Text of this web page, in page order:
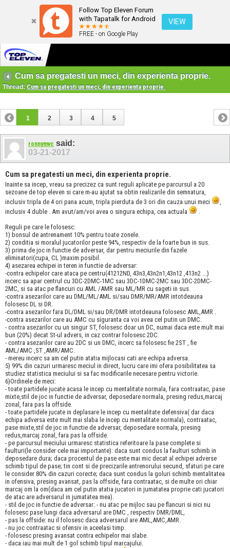
Follow Top Eleven Forum
with Tapatalk for Android
FREE - on Google Play
VIEW
Cum sa pregatesti un meci, din experienta proprie.
Thread: Cum sa pregatesti un meci, din experienta proprie.
1 2 3 4 5
ronnymvc said:
03-21-2017
Cum sa pregatesti un meci, din experienta proprie.
Inainte sa incep, vreau sa precizez ca sunt reguli aplicate pe parcursul a 20
sezoane de top eleven si care m-au ajutat sa obtin realizarile din semnatura,
inclusiv tripla de 4 ori pana acum, tripla pierduta de 3 ori din cauza unui meci
,
inclusiv 4 duble . Am avut/am/voi avea o singura echipa, cea actuala
.
Reguli pe care le folosesc:
1) bonsul de antrenament 10% pentru toate zonele.
2) conditia si moralul jucatorilor peste 94%, respectiv de la foarte bun in sus.
3) prima de joc in functie de adversar, dar pentru meciurile din fazele
eliminatori(cupa, CL )maxim posibil.
4) asezarea echipei in teren in functie de adversar:
-contra echipelor care ataca pe centru(41212ND, 43n3,43n2n1,43n12 ,413n2 ...)
incerc sa apar centrul cu 3DC-2DMC-1MC sau 3DC-1DMC-2MC sau 3DC-2DMC-
2MC, si sa atac pe flancuri cu AML /AMR sau ML/MR cu sageti in sus.
-contra asezarilor care au DML/ML/AML si/sau DMR/MR/AMR intotdeauna
folosesc DL si DR.
-contra asezarilor fara DL/DML si/sau DR/DMR intotdeauna folosesc AML,AMR .
-contra asezarilor care au AMC cu siguranta ca voi avea cel putin un DMC.
- contra asezarilor cu un singur ST, folosesc doar un DC, numai daca este mult mai
bun (20%) decat St-ul advers, in caz contrar folosesc 2DC.
- contra asezarilor care au 2DC si un DMC, incerc sa folosesc fie 2ST , fie
AML/AMC ,ST ,AMR/AMC.
- mereu incerc sa am cel putin atatia mijlocasi cati are echipa adversa.
5) 99% din cazuri urmaresc meciul in direct, lucru care imi ofera posibilitatea sa
studiez statistica meciului si sa fac modificarile necesare pentru victorie.
6)Ordinele de meci:
- toate partidele jucate acasa le incep cu mentalitate normala, fara contraatac, pase
mixte,stil de joc in functie de adversar, deposedare normala, presing redus,marcaj
zonal, fara pas la offside.
- toate partidele jucate in deplasare le incep cu mentalitate defensiva( dar daca
echipa adversa este mult mai slaba le incep cu mentalitate normala), contraatac,
pase mixte,stil de joc in functie de adversar, deposedare normala, presing
redus,marcaj zonal, fara pas la offside.
- pe parcursul meciului urmaresc statistica referitoare la pase complete si
faulturi(le consider cele mai importante): daca sunt condus la faulturi schimb in
deposedare dura; daca procentul de pase este mai mic decat al echipei adverse
schimb tipul de pase; tin cont si de precizarile antrenorului secund, sfaturi pe care
le consider 80% din cazuri corecte; daca sunt condus la goluri schimb mentalitatea
in ofensiva, presing avansat, pas la offside, fara contraatac, si de multe ori chiar
marcaj om la om(daca am cel putin atatia jucatori in jumatatea proprie cati jucatori
de atac are adversarul in jumatatea mea).
- stil de joc in functie de adversar: - nu atac pe mijloc sau pe flancuri si nici nu
folosesc pase lungi daca adversarul are DMC , respectiv DMR/DML,
- pas la offside: nu il folosesc daca adversarul are AML,AMC,AMR.
- nu joc contraatac si ofensiv in aceelasi timp.
- folosesc presing avansat contra echipelor mai slabe.
- daca iau mai mult de 1 gol schimb tipul marcajului.